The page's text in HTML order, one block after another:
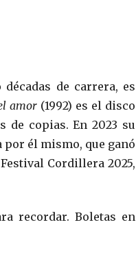
de carrera, es
amor(1992) es el disco
copias. En 2023 su
él mismo, que ganó
Cordillera 2025,
recordar. Boletas en